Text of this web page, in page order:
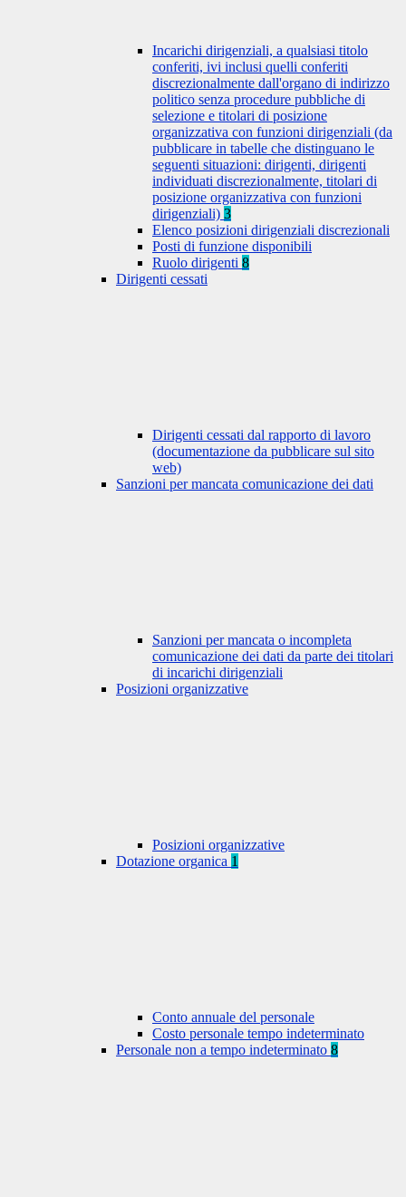
Incarichi dirigenziali, a qualsiasi titolo
conferiti, ivi inclusi quelli conferiti
discrezionalmente dall'organo di indirizzo
politico senza procedure pubbliche di
selezione e titolari di posizione
organizzativa con funzioni dirigenziali (da
pubblicare in tabelle che distinguano le
seguenti situazioni: dirigenti, dirigenti
individuati discrezionalmente, titolari di
posizione organizzativa con funzioni
dirigenziali) 3
Elenco posizioni dirigenziali discrezionali
Posti di funzione disponibili
Ruolo dirigenti 8
Dirigenti cessati
Dirigenti cessati dal rapporto di lavoro
(documentazione da pubblicare sul sito
web)
Sanzioni per mancata comunicazione dei dati
Sanzioni per mancata o incompleta
comunicazione dei dati da parte dei titolari
di incarichi dirigenziali
Posizioni organizzative
Posizioni organizzative
Dotazione organica 1
Conto annuale del personale
Costo personale tempo indeterminato
Personale non a tempo indeterminato 8